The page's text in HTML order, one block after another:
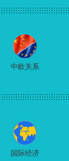
中欧关系
国际经济